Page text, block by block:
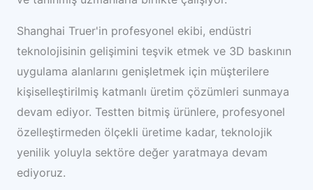
Shanghai Truer'in profesyonel ekibi, endüstri
teknolojisinin gelişimini teşvik etmek ve 3D baskının
uygulama alanlarını genişletmek için müşterilere
kişiselleştirilmiş katmanlı üretim çözümleri sunmaya
devam ediyor. Testten bitmiş ürünlere, profesyonel
özelleştirmeden ölçekli üretime kadar, teknolojik
yenilik yoluyla sektöre değer yaratmaya devam
ediyoruz.